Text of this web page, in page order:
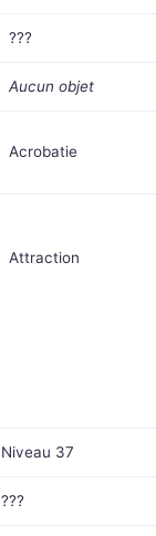
???
Aucun objet
Acrobatie
Attraction
Niveau 37
???